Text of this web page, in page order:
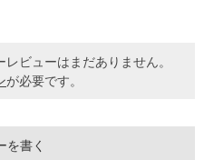
ビューはまだありません。
が必要です。
を書く